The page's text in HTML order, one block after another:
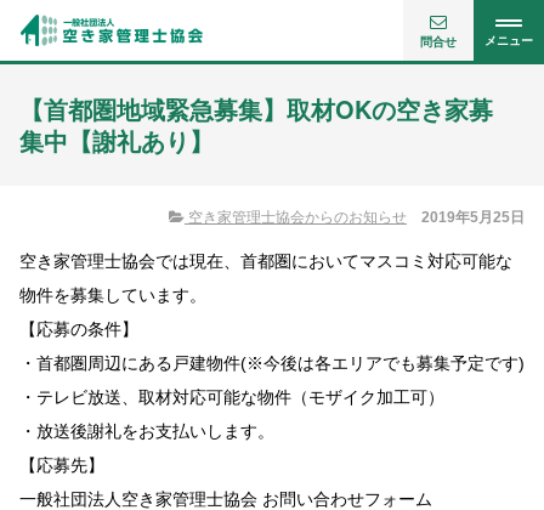
メニュー
問合せ
【首都圏地域緊急募集】取材OKの空き家募
集中【謝礼あり】
空き家管理士協会からのお知らせ 2019年5月25日
空き家管理士協会では現在、首都圏においてマスコミ対応可能な
物件を募集しています。
【応募の条件】
・首都圏周辺にある戸建物件(※今後は各エリアでも募集予定です)
・テレビ放送、取材対応可能な物件（モザイク加工可）
・放送後謝礼をお支払いします。
【応募先】
一般社団法人空き家管理士協会 お問い合わせフォーム